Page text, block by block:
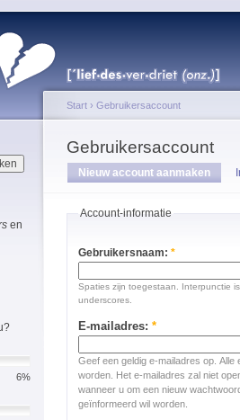
en
6%
Start › Gebruikersaccount
Gebruikersaccount
Nieuw account aanmaken
Account-informatie
Gebruikersnaam: *
Spaties zijn toegestaan. Interpunctie
underscores.
E-mailadres: *
Geef een geldig e-mailadres op.
worden. Het e-mailadres zal niet
wanneer u om een nieuw
geïnformeerd wil worden.